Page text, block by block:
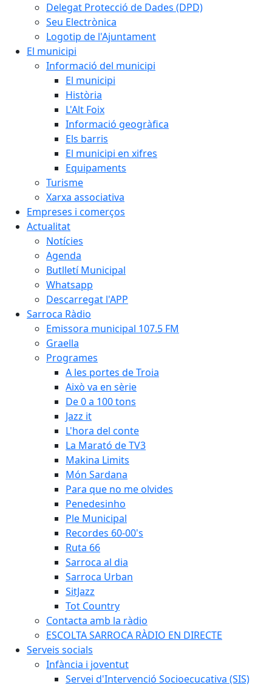
Delegat Protecció de Dades (DPD)
Seu Electrònica
Logotip de l'Ajuntament
El municipi
Informació del municipi
El municipi
Història
L'Alt Foix
Informació geogràfica
Els barris
El municipi en xifres
Equipaments
Turisme
Xarxa associativa
Empreses i comerços
Actualitat
Notícies
Agenda
Butlletí Municipal
Whatsapp
Descarregat l'APP
Sarroca Ràdio
Emissora municipal 107.5 FM
Graella
Programes
A les portes de Troia
Això va en sèrie
De 0 a 100 tons
Jazz it
L'hora del conte
La Marató de TV3
Makina Limits
Món Sardana
Para que no me olvides
Penedesinho
Ple Municipal
Recordes 60-00's
Ruta 66
Sarroca al dia
Sarroca Urban
SitJazz
Tot Country
Contacta amb la ràdio
ESCOLTA SARROCA RÀDIO EN DIRECTE
Serveis socials
Infància i joventut
Servei d'Intervenció Socioecucativa (SIS)